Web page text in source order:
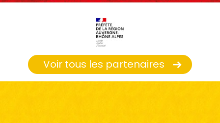
Voir tous les partenaires